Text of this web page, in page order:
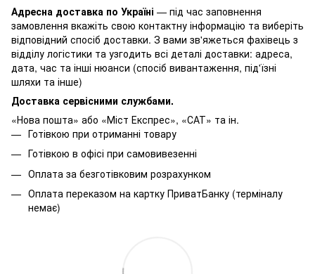
Адресна доставка по Україні — під час заповнення
замовлення вкажіть свою контактну інформацію та виберіть
відповідний спосіб доставки. З вами зв'яжеться фахівець з
відділу логістики та узгодить всі деталі доставки: адреса,
дата, час та інші нюанси (спосіб вивантаження, під'їзні
шляхи та інше)
Доставка сервісними службами.
«Нова пошта» або «Міст Експрес», «САТ» та ін.
Готівкою при отриманні товару
Готівкою в офісі при самовивезенні
Оплата за безготівковим розрахунком
Оплата переказом на картку ПриватБанку (терміналу
немає)